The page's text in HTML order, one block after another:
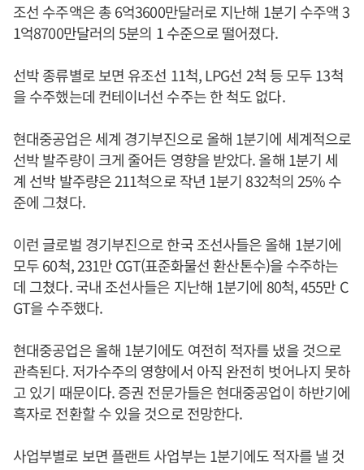
조선 수주액은 총 6억3600만달러로 지난해 1분기 수주액 3
1억8700만달러의 5분의 1 수준으로 떨어졌다.
선박 종류별로 보면 유조선 11척, LPG선 2척 등 모두 13척
을 수주했는데 컨테이너선 수주는 한 척도 없다.
현대중공업은 세계 경기부진으로 올해 1분기에 세계적으로
선박 발주량이 크게 줄어든 영향을 받았다. 올해 1분기 세
계 선박 발주량은 211척으로 작년 1분기 832척의 25% 수
준에 그쳤다.
이런 글로벌 경기부진으로 한국 조선사들은 올해 1분기에
모두 60척, 231만 CGT(표준화물선 환산톤수)을 수주하는
데 그쳤다. 국내 조선사들은 지난해 1분기에 80척, 455만 C
GT을 수주했다.
현대중공업은 올해 1분기에도 여전히 적자를 냈을 것으로
관측된다. 저가수주의 영향에서 아직 완전히 벗어나지 못하
고 있기 때문이다. 증권 전문가들은 현대중공업이 하반기에
흑자로 전환할 수 있을 것으로 전망한다.
사업부별로 보면 플랜트 사업부는 1분기에도 적자를 낼 것